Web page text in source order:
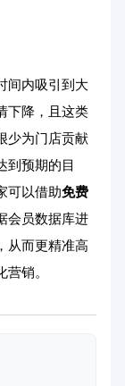
间内吸引到大
下降，且这类
少为门店贡献
到预期的目
可以借助免费
会员数据库进
从而更精准高
销。